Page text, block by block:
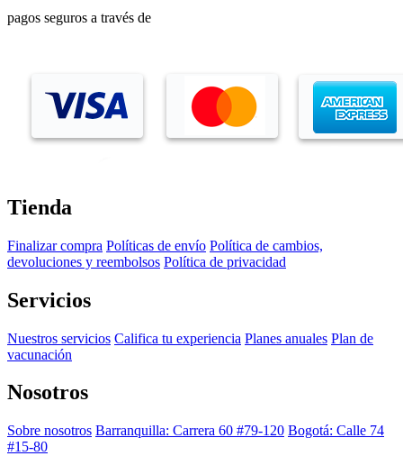
pagos seguros a través de
Tienda
Finalizar compra Políticas de envío Política de cambios,
devoluciones y reembolsos Política de privacidad
Servicios
Nuestros servicios Califica tu experiencia Planes anuales Plan de
vacunación
Nosotros
Sobre nosotros Barranquilla: Carrera 60 #79-120 Bogotá: Calle 74
#15-80